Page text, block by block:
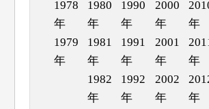
1978
年
1979
年
1980
年
1981
年
1982
年
1990
年
1991
年
1992
年
2000
年
2001
年
2002
年
年
年
年